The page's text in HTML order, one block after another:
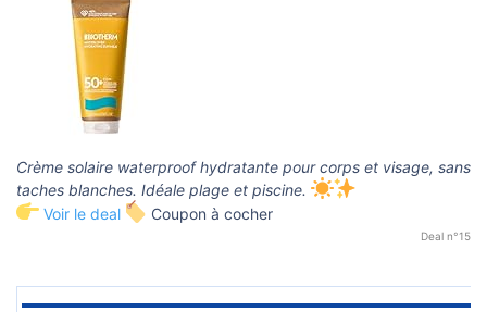
Crème solaire waterproof hydratante pour corps et visage, sans
taches blanches. Idéale plage et piscine.
Voir le deal
Coupon à cocher
Deal n°15
▬▬▬▬▬▬▬▬▬▬▬▬▬▬▬▬▬▬▬▬▬▬▬▬▬▬▬▬▬▬